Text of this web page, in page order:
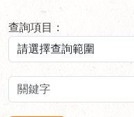
查詢項目：